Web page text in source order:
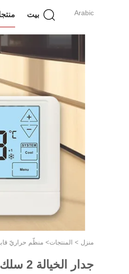
Arabic بيت
منزل > المنتجات> منظّم حراريّ
جدار الخيالة 2 سلك غرفة رقمية ترموستات لنظام التدفئة الأرضية